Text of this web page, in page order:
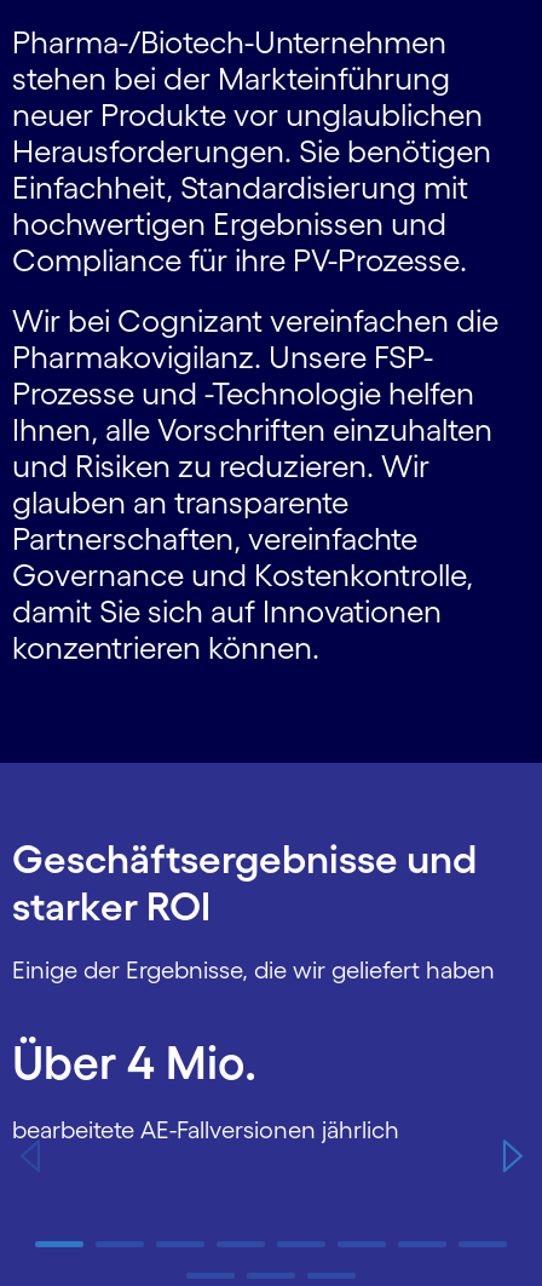
Pharma-/Biotech-Unternehmen
stehen bei der Markteinführung
neuer Produkte vor unglaublichen
Herausforderungen. Sie benötigen
Einfachheit, Standardisierung mit
hochwertigen Ergebnissen und
Compliance für ihre PV-Prozesse.
Wir bei Cognizant vereinfachen die
Pharmakovigilanz. Unsere FSP-
Prozesse und -Technologie helfen
Ihnen, alle Vorschriften einzuhalten
und Risiken zu reduzieren. Wir
glauben an transparente
Partnerschaften, vereinfachte
Governance und Kostenkontrolle,
damit Sie sich auf Innovationen
konzentrieren können.
Geschäftsergebnisse und
starker ROI
Einige der Ergebnisse, die wir geliefert haben
Carousel starts
Über 4 Mio.
bearbeitete AE-Fallversionen jährlich